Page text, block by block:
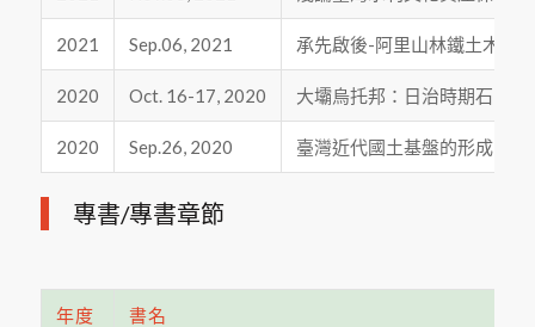
2021 Sep.06, 2021 承先啟後-阿里山林鐵土木史
2020 Oct. 16-17, 2020 大壩烏托邦：日治時期石門
2020 Sep.26, 2020 臺灣近代國土基盤的形成-以
專書/專書章節
年度 書名